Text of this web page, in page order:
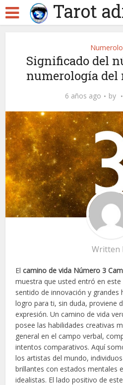
Tarot
Significado del
numerología del
6 años ago by
Written
El camino de vida Número 3
muestra que usted entró en
sentido de innovación y grandes
logro para ti, sin duda, proviene
expresión. Un camino de vida
posee las habilidades creativas
general en el campo verbal,
intentos comparativos. Aquí
los artistas del mundo,
brillantes con estados mentales
idealistas. El lado positivo de